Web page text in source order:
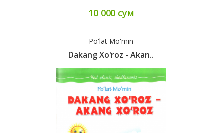
10 000 сум
Po'lat Mo'min
Dakang Xo'roz - Akan..